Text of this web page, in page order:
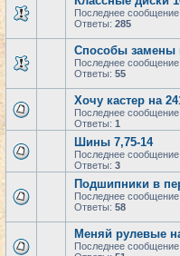
Последнее сообщение
Ответы: 285
Способы замены
Последнее сообщение
Ответы: 55
Хочу кастер на
Последнее сообщение
Ответы: 1
Шины 7,75-14
Последнее сообщение
Ответы: 3
Подшипники в
Последнее сообщение
Ответы: 58
Меняй рулевые
Последнее сообщение